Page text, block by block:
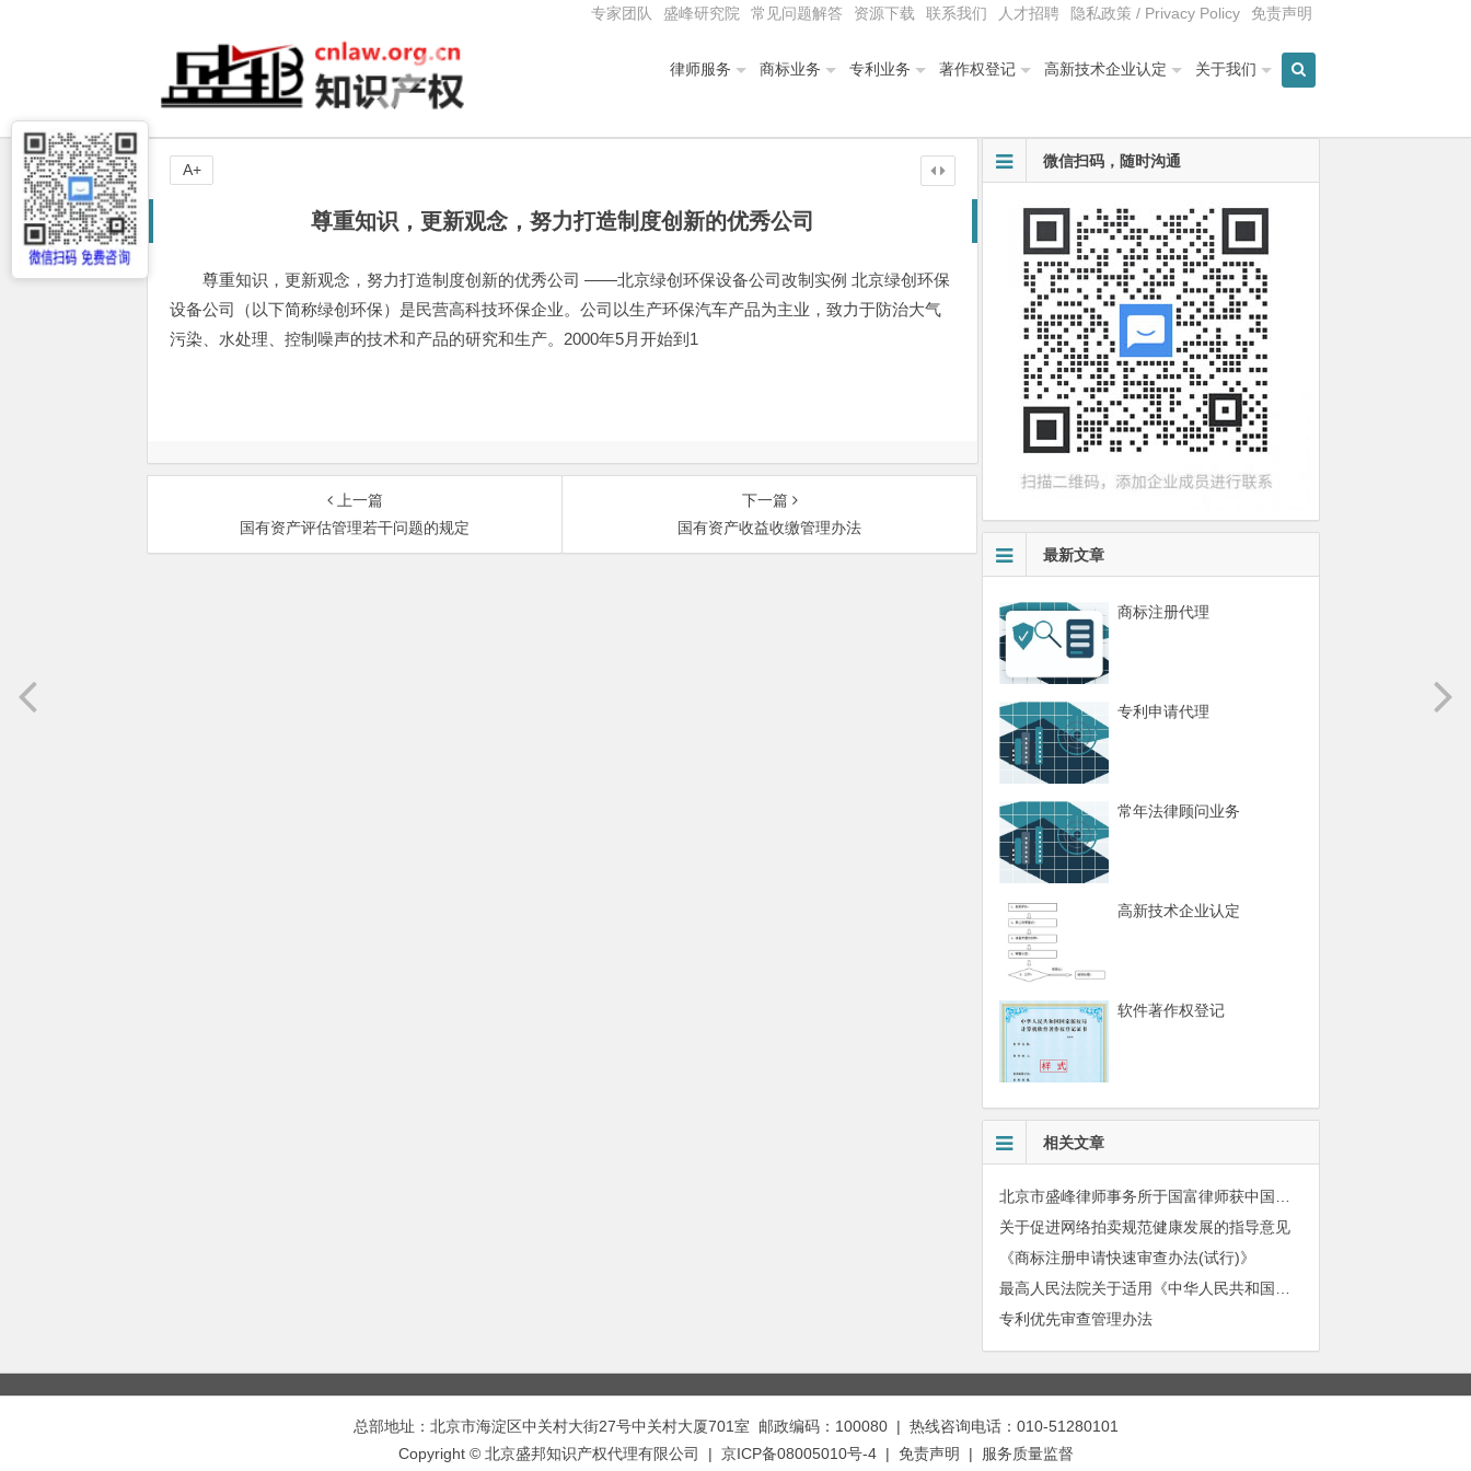
专家团队 盛峰研究院 常见问题解答 资源下载 联系我们 人才招聘 隐私政策 / Privacy Policy 免责声明
律师服务 商标业务 专利业务 著作权登记 高新技术企业认定 关于我们
尊重知识，更新观念，努力打造制度创新的优秀公司
尊重知识，更新观念，努力打造制度创新的优秀公司 ——北京绿创环保设备公司改制实例 北京绿创环保
设备公司（以下简称绿创环保）是民营高科技环保企业。公司以生产环保汽车产品为主业，致力于防治大气
污染、水处理、控制噪声的技术和产品的研究和生产。2000年5月开始到1
A+
上一篇
国有资产评估管理若干问题的规定
下一篇
国有资产收益收缴管理办法
微信扫码，随时沟通
最新文章
商标注册代理
专利申请代理
常年法律顾问业务
高新技术企业认定
软件著作权登记
相关文章
关于促进网络拍卖规范健康发展的指导意见
《商标注册申请快速审查办法(试行)》
专利优先审查管理办法
总部地址：北京市海淀区中关村大街27号中关村大厦701室 邮政编码：100080 | 热线咨询电话：010-51280101
Copyright © 北京盛邦知识产权代理有限公司 | 京ICP备08005010号-4 | 免责声明 | 服务质量监督